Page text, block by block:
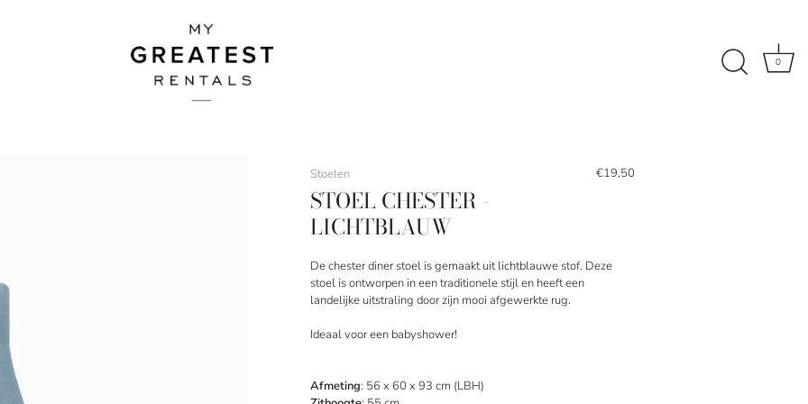
0
Stoelen €19,50
STOEL CHESTER -
LICHTBLAUW
De chester diner stoel is gemaakt uit lichtblauwe stof. Deze
stoel is ontworpen in een traditionele stijl en heeft een
landelijke uitstraling door zijn mooi afgewerkte rug.
Ideaal voor een babyshower!
Afmeting: 56 x 60 x 93 cm (LBH)